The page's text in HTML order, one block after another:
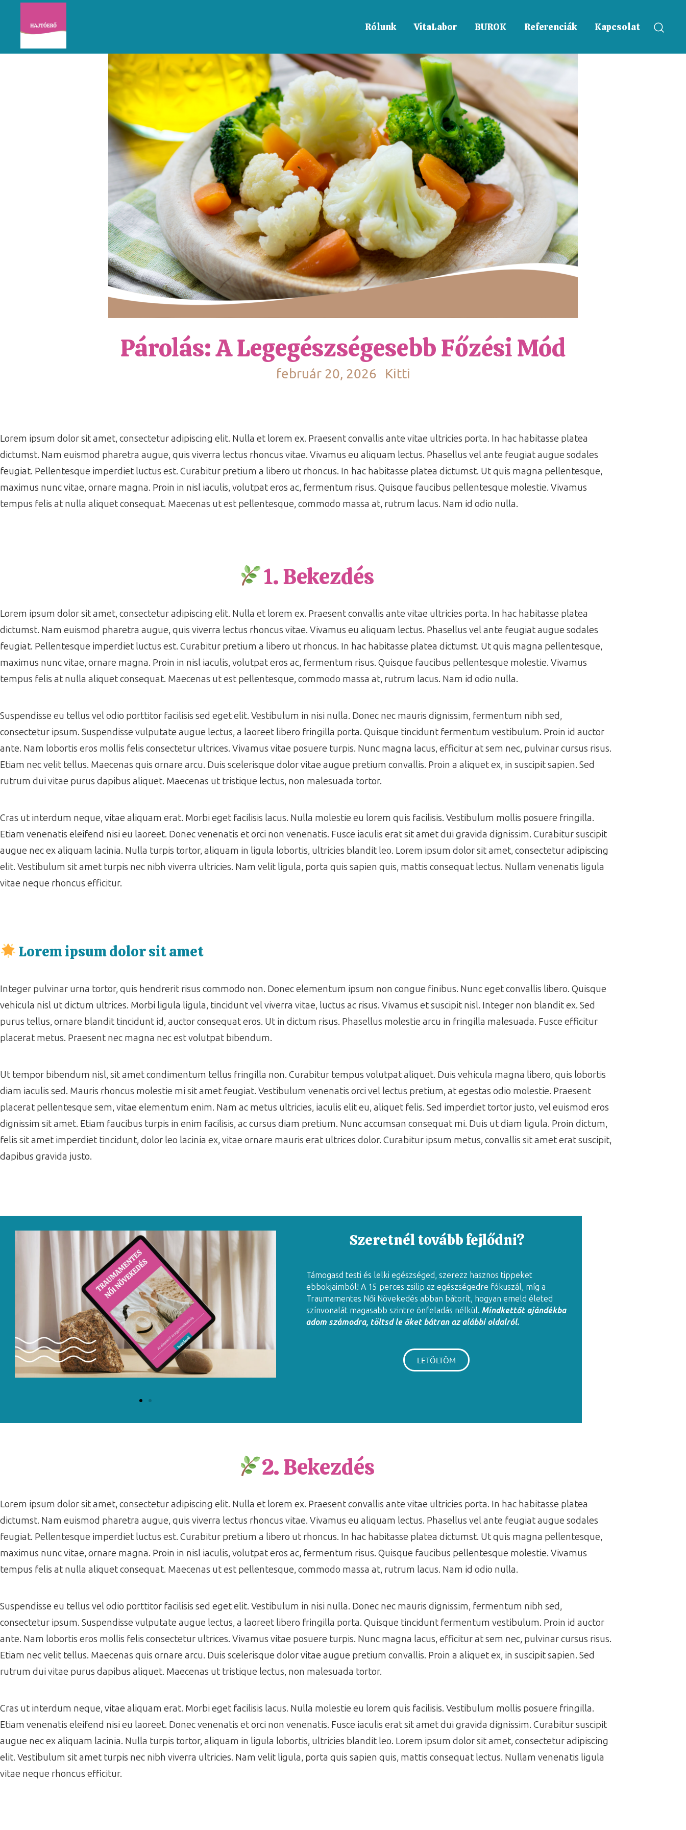
Rólunk VitaLabor BUROK Referenciák Kapcsolat
Párolás: A Legegészségesebb Főzési Mód
február 20, 2026 Kitti
Lorem ipsum dolor sit amet, consectetur adipiscing elit. Nulla et lorem ex. Praesent convallis ante vitae ultricies porta. In hac habitasse platea
dictumst. Nam euismod pharetra augue, quis viverra lectus rhoncus vitae. Vivamus eu aliquam lectus. Phasellus vel ante feugiat augue sodales
feugiat. Pellentesque imperdiet luctus est. Curabitur pretium a libero ut rhoncus. In hac habitasse platea dictumst. Ut quis magna pellentesque,
maximus nunc vitae, ornare magna. Proin in nisl iaculis, volutpat eros ac, fermentum risus. Quisque faucibus pellentesque molestie. Vivamus
tempus felis at nulla aliquet consequat. Maecenas ut est pellentesque, commodo massa at, rutrum lacus. Nam id odio nulla.
1. Bekezdés
Lorem ipsum dolor sit amet, consectetur adipiscing elit. Nulla et lorem ex. Praesent convallis ante vitae ultricies porta. In hac habitasse platea
dictumst. Nam euismod pharetra augue, quis viverra lectus rhoncus vitae. Vivamus eu aliquam lectus. Phasellus vel ante feugiat augue sodales
feugiat. Pellentesque imperdiet luctus est. Curabitur pretium a libero ut rhoncus. In hac habitasse platea dictumst. Ut quis magna pellentesque,
maximus nunc vitae, ornare magna. Proin in nisl iaculis, volutpat eros ac, fermentum risus. Quisque faucibus pellentesque molestie. Vivamus
tempus felis at nulla aliquet consequat. Maecenas ut est pellentesque, commodo massa at, rutrum lacus. Nam id odio nulla.
Suspendisse eu tellus vel odio porttitor facilisis sed eget elit. Vestibulum in nisi nulla. Donec nec mauris dignissim, fermentum nibh sed,
consectetur ipsum. Suspendisse vulputate augue lectus, a laoreet libero fringilla porta. Quisque tincidunt fermentum vestibulum. Proin id auctor
ante. Nam lobortis eros mollis felis consectetur ultrices. Vivamus vitae posuere turpis. Nunc magna lacus, efficitur at sem nec, pulvinar cursus risus.
Etiam nec velit tellus. Maecenas quis ornare arcu. Duis scelerisque dolor vitae augue pretium convallis. Proin a aliquet ex, in suscipit sapien. Sed
rutrum dui vitae purus dapibus aliquet. Maecenas ut tristique lectus, non malesuada tortor.
Cras ut interdum neque, vitae aliquam erat. Morbi eget facilisis lacus. Nulla molestie eu lorem quis facilisis. Vestibulum mollis posuere fringilla.
Etiam venenatis eleifend nisi eu laoreet. Donec venenatis et orci non venenatis. Fusce iaculis erat sit amet dui gravida dignissim. Curabitur suscipit
augue nec ex aliquam lacinia. Nulla turpis tortor, aliquam in ligula lobortis, ultricies blandit leo. Lorem ipsum dolor sit amet, consectetur adipiscing
elit. Vestibulum sit amet turpis nec nibh viverra ultricies. Nam velit ligula, porta quis sapien quis, mattis consequat lectus. Nullam venenatis ligula
vitae neque rhoncus efficitur.
Lorem ipsum dolor sit amet
Integer pulvinar urna tortor, quis hendrerit risus commodo non. Donec elementum ipsum non congue finibus. Nunc eget convallis libero. Quisque
vehicula nisl ut dictum ultrices. Morbi ligula ligula, tincidunt vel viverra vitae, luctus ac risus. Vivamus et suscipit nisl. Integer non blandit ex. Sed
purus tellus, ornare blandit tincidunt id, auctor consequat eros. Ut in dictum risus. Phasellus molestie arcu in fringilla malesuada. Fusce efficitur
placerat metus. Praesent nec magna nec est volutpat bibendum.
Ut tempor bibendum nisl, sit amet condimentum tellus fringilla non. Curabitur tempus volutpat aliquet. Duis vehicula magna libero, quis lobortis
diam iaculis sed. Mauris rhoncus molestie mi sit amet feugiat. Vestibulum venenatis orci vel lectus pretium, at egestas odio molestie. Praesent
placerat pellentesque sem, vitae elementum enim. Nam ac metus ultricies, iaculis elit eu, aliquet felis. Sed imperdiet tortor justo, vel euismod eros
dignissim sit amet. Etiam faucibus turpis in enim facilisis, ac cursus diam pretium. Nunc accumsan consequat mi. Duis ut diam ligula. Proin dictum,
felis sit amet imperdiet tincidunt, dolor leo lacinia ex, vitae ornare mauris erat ultrices dolor. Curabitur ipsum metus, convallis sit amet erat suscipit,
dapibus gravida justo.
Szeretnél tovább fejlődni?
Támogasd testi és lelki egészséged, szerezz hasznos tippeket
ebbokjaimból! A 15 perces zsilip az egészségedre fókuszál, míg a
Traumamentes Női Növekedés abban bátorít, hogyan emeld életed
színvonalát magasabb szintre önfeladás nélkül. Mindkettőt ajándékba
adom számodra, töltsd le őket bátran az alábbi oldalról.
LETÖLTÖM
2. Bekezdés
Lorem ipsum dolor sit amet, consectetur adipiscing elit. Nulla et lorem ex. Praesent convallis ante vitae ultricies porta. In hac habitasse platea
dictumst. Nam euismod pharetra augue, quis viverra lectus rhoncus vitae. Vivamus eu aliquam lectus. Phasellus vel ante feugiat augue sodales
feugiat. Pellentesque imperdiet luctus est. Curabitur pretium a libero ut rhoncus. In hac habitasse platea dictumst. Ut quis magna pellentesque,
maximus nunc vitae, ornare magna. Proin in nisl iaculis, volutpat eros ac, fermentum risus. Quisque faucibus pellentesque molestie. Vivamus
tempus felis at nulla aliquet consequat. Maecenas ut est pellentesque, commodo massa at, rutrum lacus. Nam id odio nulla.
Suspendisse eu tellus vel odio porttitor facilisis sed eget elit. Vestibulum in nisi nulla. Donec nec mauris dignissim, fermentum nibh sed,
consectetur ipsum. Suspendisse vulputate augue lectus, a laoreet libero fringilla porta. Quisque tincidunt fermentum vestibulum. Proin id auctor
ante. Nam lobortis eros mollis felis consectetur ultrices. Vivamus vitae posuere turpis. Nunc magna lacus, efficitur at sem nec, pulvinar cursus risus.
Etiam nec velit tellus. Maecenas quis ornare arcu. Duis scelerisque dolor vitae augue pretium convallis. Proin a aliquet ex, in suscipit sapien. Sed
rutrum dui vitae purus dapibus aliquet. Maecenas ut tristique lectus, non malesuada tortor.
Cras ut interdum neque, vitae aliquam erat. Morbi eget facilisis lacus. Nulla molestie eu lorem quis facilisis. Vestibulum mollis posuere fringilla.
Etiam venenatis eleifend nisi eu laoreet. Donec venenatis et orci non venenatis. Fusce iaculis erat sit amet dui gravida dignissim. Curabitur suscipit
augue nec ex aliquam lacinia. Nulla turpis tortor, aliquam in ligula lobortis, ultricies blandit leo. Lorem ipsum dolor sit amet, consectetur adipiscing
elit. Vestibulum sit amet turpis nec nibh viverra ultricies. Nam velit ligula, porta quis sapien quis, mattis consequat lectus. Nullam venenatis ligula
vitae neque rhoncus efficitur.